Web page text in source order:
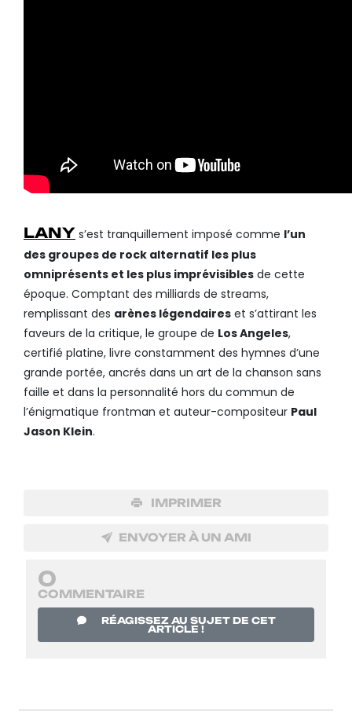
LANY s’est tranquillement imposé comme l’un
des groupes de rock alternatif les plus
omniprésents et les plus imprévisibles de cette
époque. Comptant des milliards de streams,
remplissant des arènes légendaires et s’attirant les
faveurs de la critique, le groupe de Los Angeles,
certifié platine, livre constamment des hymnes d’une
grande portée, ancrés dans un art de la chanson sans
faille et dans la personnalité hors du commun de
l’énigmatique frontman et auteur-compositeur Paul
Jason Klein.
IMPRIMER
ENVOYER À UN AMI
0
COMMENTAIRE
RÉAGISSEZ AU SUJET DE CET
ARTICLE !